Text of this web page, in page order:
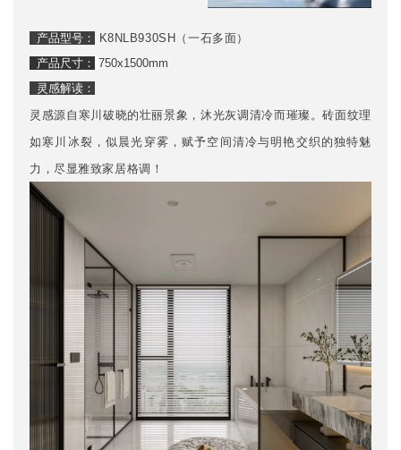
产品型号：
K8NLB930SH（一石多面）
产品尺寸： 750x1500mm
灵感解读：
灵感源自寒川破晓的壮丽景象，沐光灰调清冷而璀璨。砖面纹理
如寒川冰裂，似晨光穿雾，赋予空间清冷与明艳交织的独特魅
力，尽显雅致家居格调！